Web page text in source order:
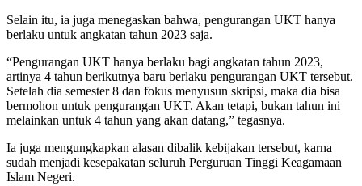
Selain itu, ia juga menegaskan bahwa, pengurangan UKT hanya
berlaku untuk angkatan tahun 2023 saja.
“Pengurangan UKT hanya berlaku bagi angkatan tahun 2023,
artinya 4 tahun berikutnya baru berlaku pengurangan UKT tersebut.
Setelah dia semester 8 dan fokus menyusun skripsi, maka dia bisa
bermohon untuk pengurangan UKT. Akan tetapi, bukan tahun ini
melainkan untuk 4 tahun yang akan datang,” tegasnya.
Ia juga mengungkapkan alasan dibalik kebijakan tersebut, karna
sudah menjadi kesepakatan seluruh Perguruan Tinggi Keagamaan
Islam Negeri.